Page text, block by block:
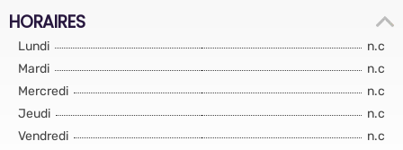
HORAIRES
Lundi
n.c
Mardi
n.c
Mercredi
n.c
Jeudi
n.c
Vendredi
n.c